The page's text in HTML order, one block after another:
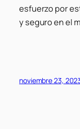
esfuerzo por
y seguro en el
noviembre 23,